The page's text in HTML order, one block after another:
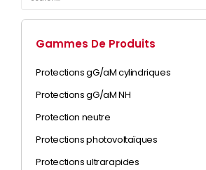
Gammes De Produits
Protections gG/aM cylindriques
Protections gG/aM NH
Protection neutre
Protections photovoltaïques
Protections ultrarapides